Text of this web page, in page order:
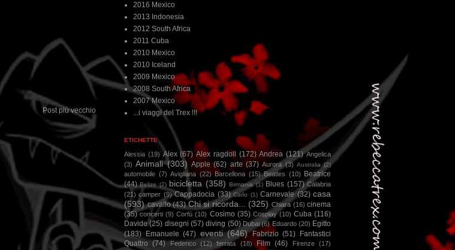
Post più vecchio
2016 Mexico
2013 Indonesia
2012 South Africa
2011 Cuba
2010 Mexico
2010 Iceland
2009 Mexico
2008 South Africa
2007 Mexico
...i viaggi del Trex !!!
ETICHETTE
Alessia (19) Alex (67) Alex ragdoll (172) Andrea (121) Angelica
(3) Animali (303) Apple (62) arte (37) Aurora (3) Australia (2)
automobile (7) Avigliana (22) Barcellona (15) Beatles (10)
Beatrice
(44) Belize (2) bicicletta (358) Birmania (1) Blues (157) Calabria
(21) camper (9) Cappadocia (33) Carlo (1) Carnevale (32) casa
(593) cavallo (43) Chi si ricorda... (325) Chiara (16) cinema
(35) concerti (9) Corfù (10) Cosimo (35) Cosplay (10) Cuba (116)
Davide (25) disegni (57) diving (50) Dubai (6) Edoardo (20) Egitto
(183)
Emanuele (47) eventi (646) Fabrizio (51)
Fantastici
Quattro (74) Federico (12) ferrata (18) Film (46) Firenze (17)